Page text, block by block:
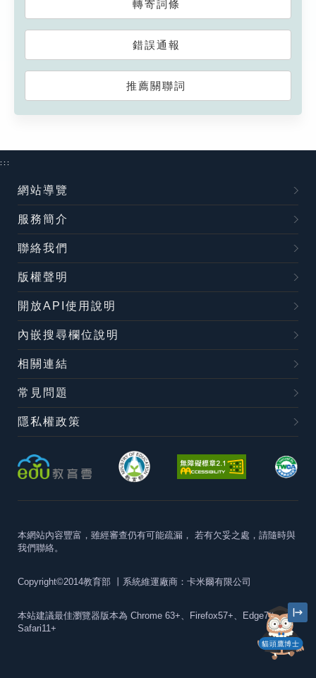
轉寄詞條
錯誤通報
推薦關聯詞
貓頭鷹博士
:::
網站導覽
服務簡介
聯絡我們
版權聲明
開放API使用說明
內嵌搜尋欄位說明
相關連結
常見問題
隱私權政策
本網站內容豐富，雖經審查仍有可能疏漏， 若有欠妥之處，請隨時與
我們聯絡。
Copyright©2014教育部 丨系統維運廠商：卡米爾有限公司
本站建議最佳瀏覽器版本為 Chrome 63+、Firefox57+、Edge79+及
Safari11+